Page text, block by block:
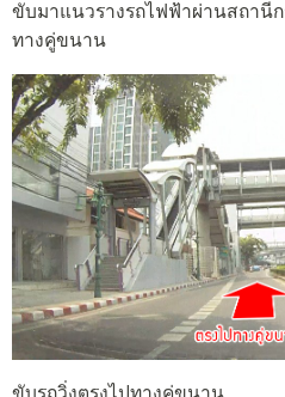
ขับมาแนวรางรถไฟฟ้าผ่านสถานีก
ทางคู่ขนาน
ขับรถวิ่งตรงไปทางคู่ขนาน